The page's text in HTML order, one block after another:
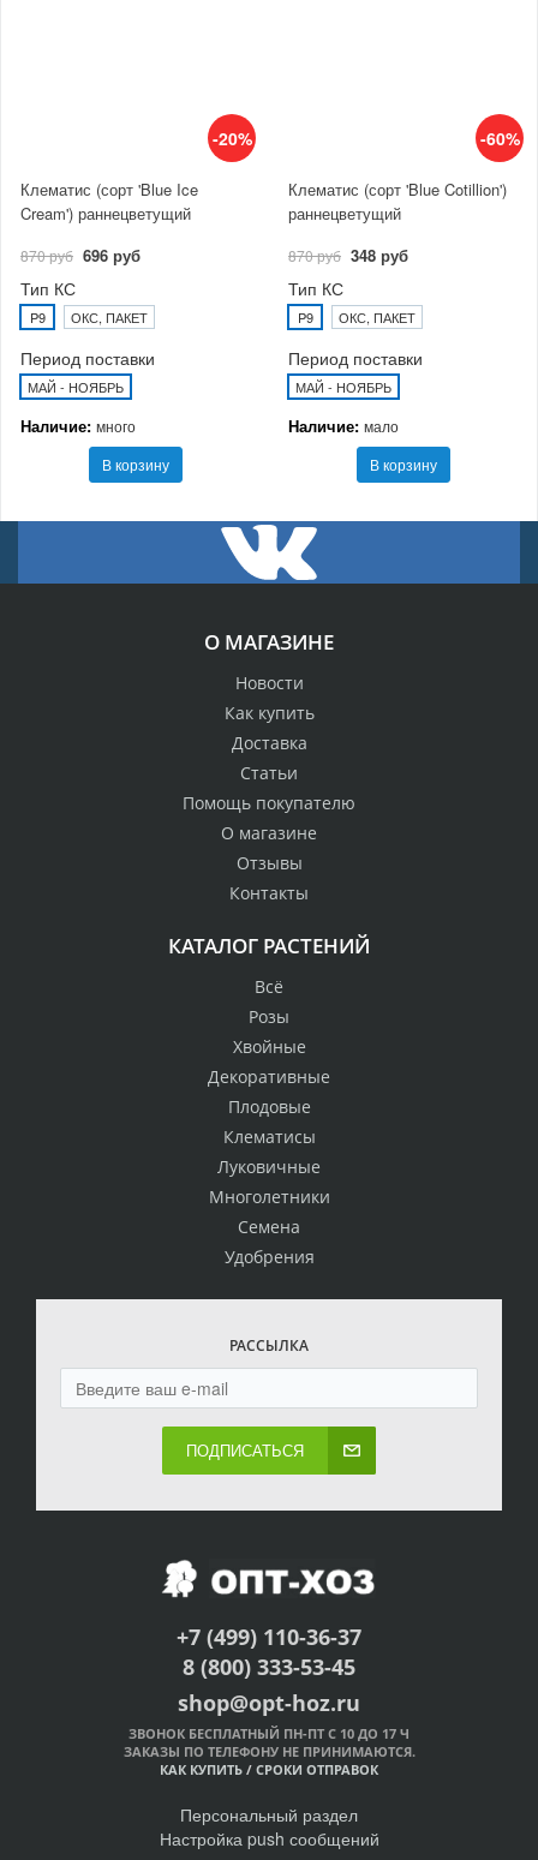
-20%
Клематис (сорт 'Blue Ice
Cream') раннецветущий
870 руб 696 руб
Тип КС
P9 ОКС, ПАКЕТ
Период поставки
МАЙ - НОЯБРЬ
Наличие: много
В корзину
-60%
Клематис (сорт 'Blue Cotillion')
раннецветущий
870 руб 348 руб
Тип КС
P9 ОКС, ПАКЕТ
Период поставки
МАЙ - НОЯБРЬ
Наличие: мало
В корзину
О МАГАЗИНЕ
Новости
Как купить
Доставка
Статьи
Помощь покупателю
О магазине
Отзывы
Контакты
КАТАЛОГ РАСТЕНИЙ
Всё
Розы
Хвойные
Декоративные
Плодовые
Клематисы
Луковичные
Многолетники
Семена
Удобрения
РАССЫЛКА
ПОДПИСАТЬСЯ
+7 (499) 110-36-37
8 (800) 333-53-45
shop@opt-hoz.ru
ЗВОНОК БЕСПЛАТНЫЙ ПН-ПТ С 10 ДО 17 Ч
ЗАКАЗЫ ПО ТЕЛЕФОНУ НЕ ПРИНИМАЮТСЯ.
КАК КУПИТЬ / СРОКИ ОТПРАВОК
Персональный раздел
Настройка push сообщений